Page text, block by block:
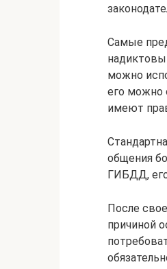
Самые
можно
его можно
имеют
общения
ГИБДД,
После
причиной